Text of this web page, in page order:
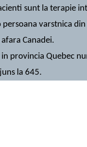
sunt la terapie
persoana varstnica
Canadei.
provincia Quebec
la 645.